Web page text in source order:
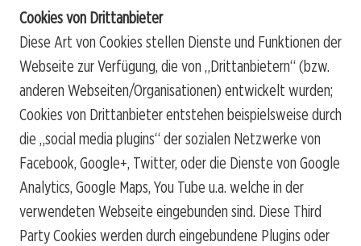
Cookies von Drittanbieter
Diese Art von Cookies stellen Dienste und Funktionen der
Webseite zur Verfügung, die von „Drittanbietern“ (bzw.
anderen Webseiten/Organisationen) entwickelt wurden;
Cookies von Drittanbieter entstehen beispielsweise durch
die „social media plugins“ der sozialen Netzwerke von
Facebook, Google+, Twitter, oder die Dienste von Google
Analytics, Google Maps, You Tube u.a. welche in der
verwendeten Webseite eingebunden sind. Diese Third
Party Cookies werden durch eingebundene Plugins oder